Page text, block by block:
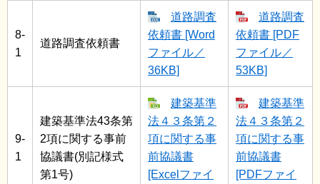
8-
1
道路調査依頼書
道路調査
依頼書 [Word
ファイル／
36KB]
道路調査
依頼書 [PDF
ファイル／
53KB]
9-
1
建築基準法43条第
2項に関する事前
協議書(別記様式
第1号)
建築基準
法４３条第２
項に関する事
前協議書
[Excelファイ
建築基準
法４３条第２
項に関する事
前協議書
[PDFファイ